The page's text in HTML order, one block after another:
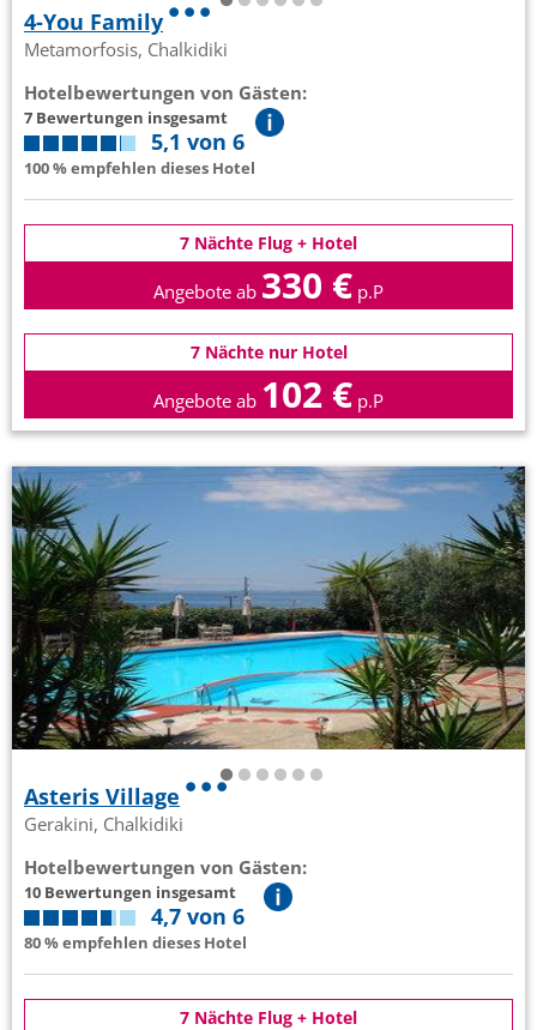
4-You Family
Metamorfosis, Chalkidiki
Hotelbewertungen von Gästen:
7 Bewertungen insgesamt
5,1 von 6
100 % empfehlen dieses Hotel
7 Nächte Flug + Hotel
Angebote ab 330 € p.P
7 Nächte nur Hotel
Angebote ab 102 € p.P
Asteris Village
Gerakini, Chalkidiki
Hotelbewertungen von Gästen:
10 Bewertungen insgesamt
4,7 von 6
80 % empfehlen dieses Hotel
7 Nächte Flug + Hotel